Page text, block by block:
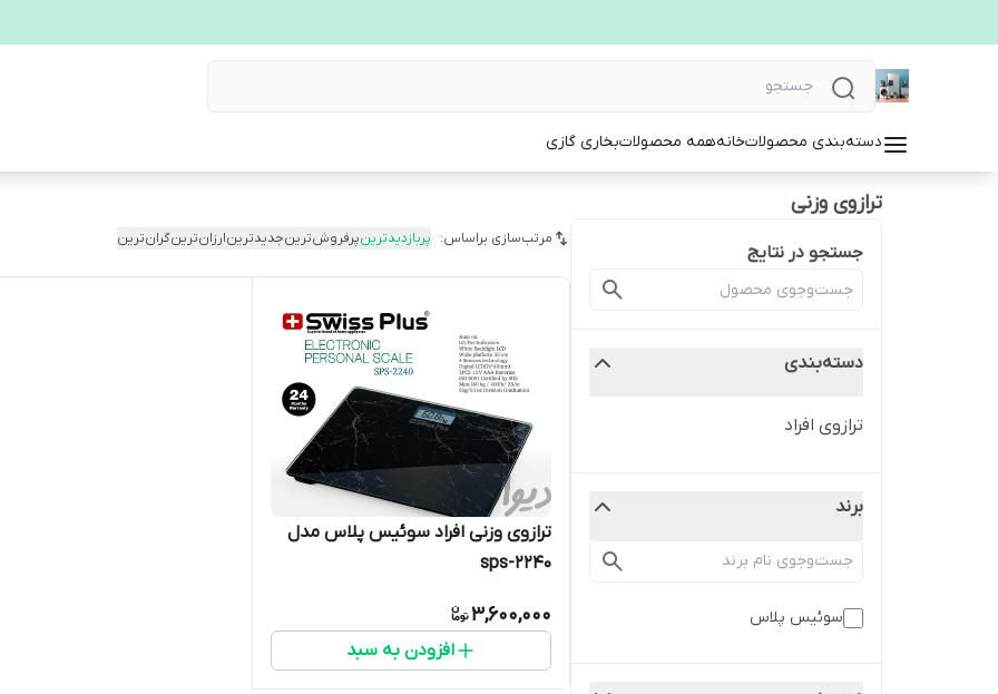
دسته‌بندی محصولاتخانههمه محصولاتبخاری گازی
ترازوی وزنی
جستجو در نتایج
دسته‌بندی
ترازوی افراد
برند
سوئیس پلاس
مرتب‌سازی براساس: پربازدیدترینپرفروش‌ترینجدیدترینارزان‌ترینگران‌ترین
ترازوی وزنی افراد سوئیس پلاس مدل
sps-2240
3,600,000
افزودن به سبد